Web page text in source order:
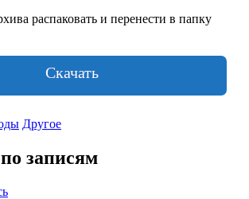
распаковать и перенести в папку
Скачать
Другое
записям